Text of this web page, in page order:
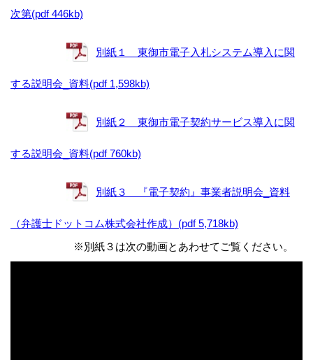
次第(pdf 446kb)
別紙１ 東御市電子入札システム導入に関
する説明会_資料(pdf 1,598kb)
別紙２ 東御市電子契約サービス導入に関
する説明会_資料(pdf 760kb)
別紙３ 『電子契約』事業者説明会_資料
（弁護士ドットコム株式会社作成）(pdf 5,718kb)
※別紙３は次の動画とあわせてご覧ください。